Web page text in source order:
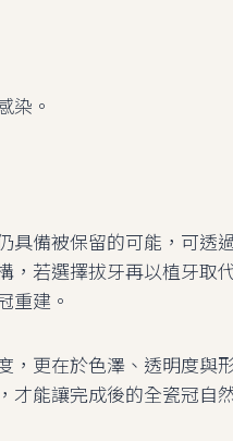
染。
具備被保留的可能，可透
，若選擇拔牙再以植牙取
重建。
，更在於色澤、透明度與
能讓完成後的全瓷冠自